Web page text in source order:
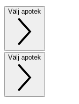
Välj apotek
Välj apotek